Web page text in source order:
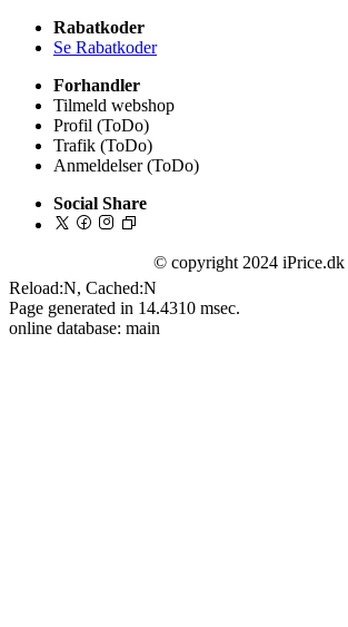
Rabatkoder
Se Rabatkoder
Forhandler
Tilmeld webshop
Profil (ToDo)
Trafik (ToDo)
Anmeldelser (ToDo)
Social Share
© copyright 2024 iPrice.dk
Reload:N, Cached:N
Page generated in 14.4310 msec.
online database: main